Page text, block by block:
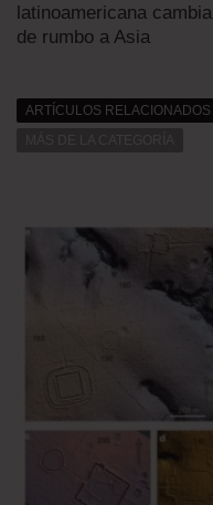
latinoamericana cambia
de rumbo a Asia
ARTÍCULOS RELACIONADOS